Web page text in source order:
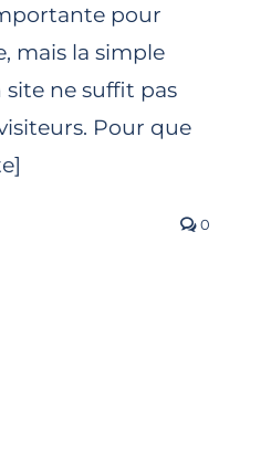
pour
mais la simple
site ne suffit pas
Pour que
0